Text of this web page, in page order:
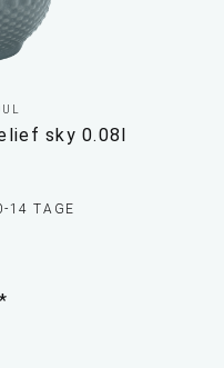
sky 0.08l
14 TAGE